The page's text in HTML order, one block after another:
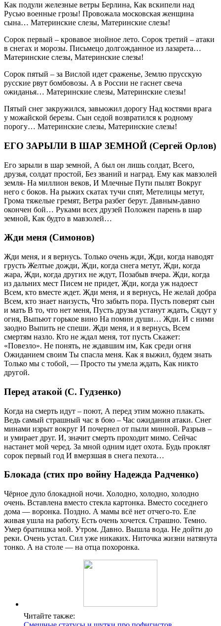
Как подули железные ветры Берлина, Как вскипели над
Русью военные грозы! Провожала московская женщина
сына… Материнские слезы, Материнские слезы!
Сорок первый – кровавое знойное лето. Сорок третий – атаки
в снегах и морозы. Письмецо долгожданное из лазарета…
Материнские слезы, Материнские слезы!
Сорок пятый – за Вислой идет сраженье, Землю прусскую
русские рвут бомбовозы. А в России не гаснет свеча
ожиданья… Материнские слезы, Материнские слезы!
Пятый снег закружился, завьюжил дорогу Над костями врага
у можайской березы. Сын седой возвратился к родному
порогу… Материнские слезы, Материнские слезы!
ЕГО ЗАРЫЛИ В ШАР ЗЕМНОЙ (Сергей Орлов)
Его зарыли в шар земной, А был он лишь солдат, Всего,
друзья, солдат простой, Без званий и наград. Ему как мавзолей
земля- На миллион веков, И Млечные Пути пылят Вокруг
него с боков. На рыжих скатах тучи спят, Метелицы метут,
Грома тяжелые гремят, Ветра разбег берут. Давным-давно
окончен бой… Руками всех друзей Положен парень в шар
земной, Как будто в мавзолей…
Жди меня (Симонов)
Жди меня, и я вернусь. Только очень жди, Жди, когда наводят
грусть Желтые дожди, Жди, когда снега метут, Жди, когда
жара, Жди, когда других не ждут, Позабыв вчера. Жди, когда
из дальних мест Писем не придет, Жди, когда уж надоест
Всем, кто вместе ждет. Жди меня, и я вернусь, Не желай добра
Всем, кто знает наизусть, Что забыть пора. Пусть поверят сын
и мать В то, что нет меня, Пусть друзья устанут ждать, Сядут у
огня, Выпьют горькое вино На помин души… Жди. И с ними
заодно Выпить не спеши. Жди меня, и я вернусь, Всем
смертям назло. Кто не ждал меня, тот пусть Скажет:
«Повезло». Не понять, не ждавшим им, Как среди огня
Ожиданием своим Ты спасла меня. Как я выжил, будем знать
Только мы с тобой, — Просто ты умела ждать, Как никто
другой.
Перед атакой (С. Гудзенко)
Когда на смерть идут – поют, А перед этим можно плакать.
Ведь самый страшный час в бою – Час ожидания атаки. Снег
минами изрыт вокруг И почернел от пыли минной. Разрыв –
и умирает друг. И, значит смерть проходит мимо. Сейчас
настанет мой черед. За мной одним идет охота. Будь проклят
сорок первый год И вмерзшая в снега пехота…
Блокада (стих про войну Надежда Радченко)
Чёрное дуло блокадной ночи. Холодно, холодно, холодно
очень. Вставлена вместо стекла картонка. Вместо соседнего
дома — воронка. Поздно. А мамы всё нет отчего-то. Еле
живая ушла на работу. Есть очень хочется. Страшно. Темно.
Умер братишка мой. Утром. Давно. Вышла вода. Не дойти до
реки. Очень устал. Сил уже никаких. Ниточка жизни натянута
тонко. А на столе — на отца похоронка.
Читайте также: